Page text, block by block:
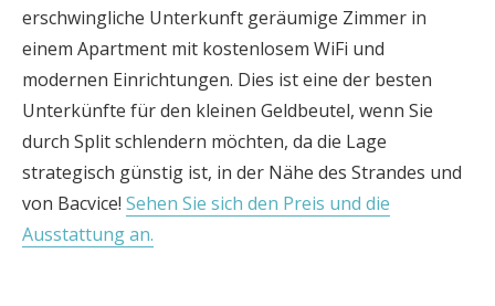
erschwingliche Unterkunft geräumige Zimmer in
einem Apartment mit kostenlosem WiFi und
modernen Einrichtungen. Dies ist eine der besten
Unterkünfte für den kleinen Geldbeutel, wenn Sie
durch Split schlendern möchten, da die Lage
strategisch günstig ist, in der Nähe des Strandes und
von Bacvice! Sehen Sie sich den Preis und die
Ausstattung an.